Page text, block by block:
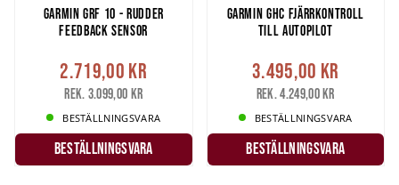
GARMIN GRF 10 - RUDDER
FEEDBACK SENSOR
2.719,00 kr
Rek. 3.099,00 kr
BESTÄLLNINGSVARA
Beställningsvara
GARMIN GHC FJÄRRKONTROLL
TILL AUTOPILOT
3.495,00 kr
Rek. 4.249,00 kr
BESTÄLLNINGSVARA
Beställningsvara